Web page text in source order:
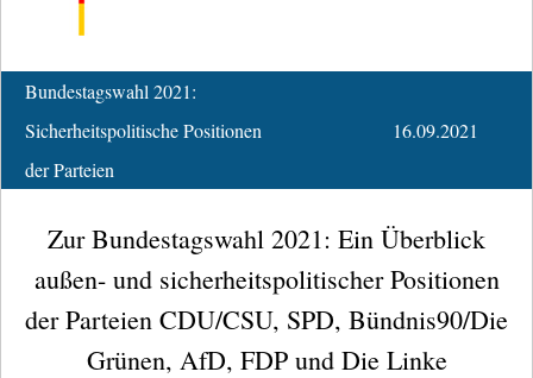
Bundestagswahl 2021:
Sicherheitspolitische Positionen
der Parteien
16.09.2021
Zur Bundestagswahl 2021: Ein Überblick
außen- und sicherheitspolitischer Positionen
der Parteien CDU/CSU, SPD, Bündnis90/Die
Grünen, AfD, FDP und Die Linke